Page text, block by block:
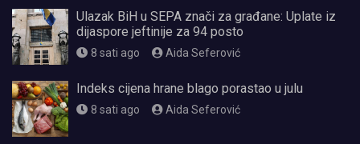
Ulazak BiH u SEPA znači za građane: Uplate iz
dijaspore jeftinije za 94 posto
8 sati ago Aida Seferović
Indeks cijena hrane blago porastao u julu
8 sati ago Aida Seferović